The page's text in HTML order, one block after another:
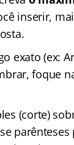
inserir,
exato (ex:
foque
(corte)